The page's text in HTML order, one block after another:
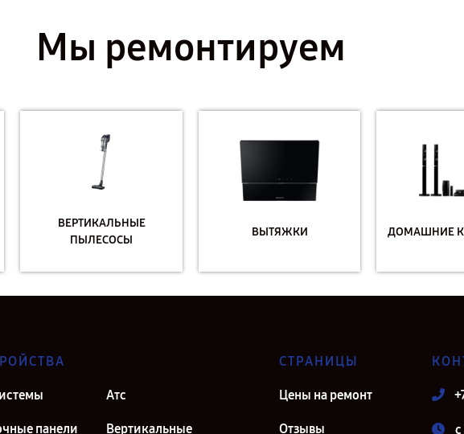
Мы ремонтируем
ВЕРТИКАЛЬНЫЕ
ПЫЛЕСОСЫ
ВЫТЯЖКИ ДОМАШНИЕ
Атс
панели Вертикальные
СТРАНИЦЫ
Цены на ремонт
Отзывы c